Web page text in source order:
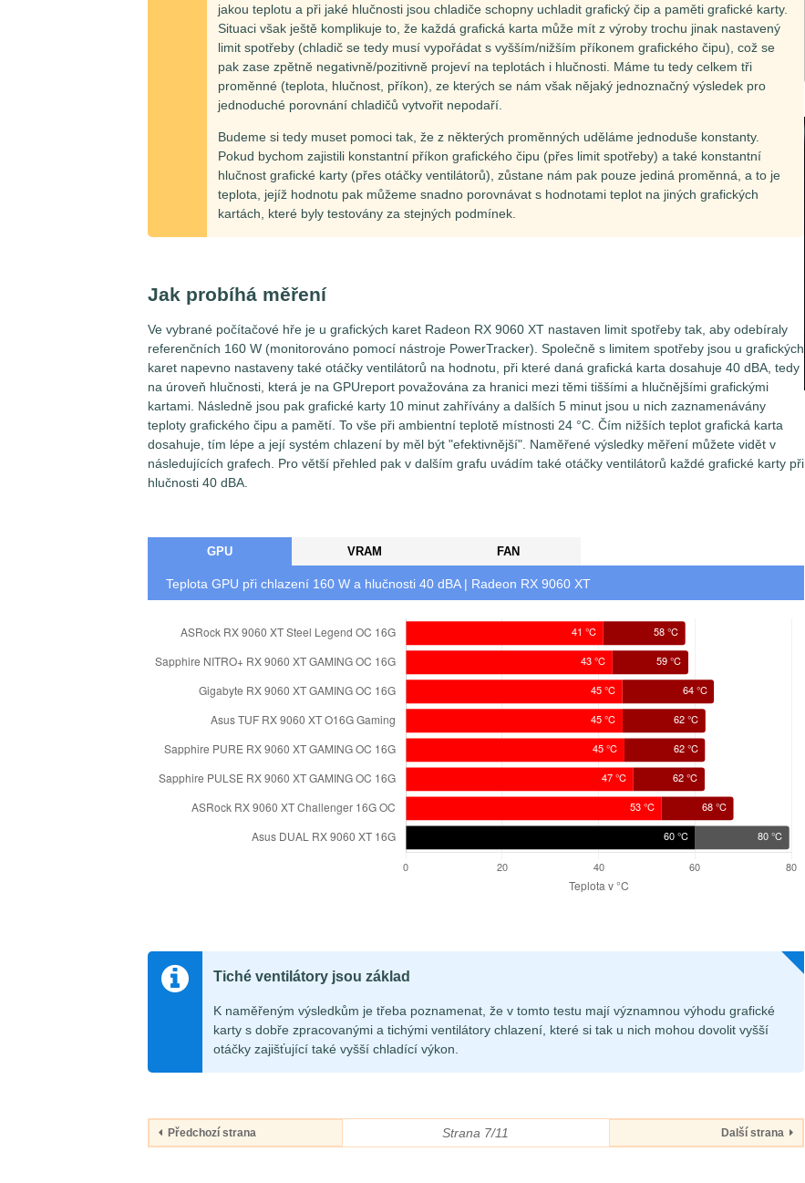
jakou teplotu a při jaké hlučnosti jsou chladiče schopny uchladit grafický čip a paměti grafické karty.
Situaci však ještě komplikuje to, že každá grafická karta může mít z výroby trochu jinak nastavený
limit spotřeby (chladič se tedy musí vypořádat s vyšším/nižším příkonem grafického čipu), což se
pak zase zpětně negativně/pozitivně projeví na teplotách i hlučnosti. Máme tu tedy celkem tři
proměnné (teplota, hlučnost, příkon), ze kterých se nám však nějaký jednoznačný výsledek pro
jednoduché porovnání chladičů vytvořit nepodaří.
Budeme si tedy muset pomoci tak, že z některých proměnných uděláme jednoduše konstanty.
Pokud bychom zajistili konstantní příkon grafického čipu (přes limit spotřeby) a také konstantní
hlučnost grafické karty (přes otáčky ventilátorů), zůstane nám pak pouze jediná proměnná, a to je
teplota, jejíž hodnotu pak můžeme snadno porovnávat s hodnotami teplot na jiných grafických
kartách, které byly testovány za stejných podmínek.
Jak probíhá měření
Ve vybrané počítačové hře je u grafických karet Radeon RX 9060 XT nastaven limit spotřeby tak, aby odebíraly
referenčních 160 W (monitorováno pomocí nástroje PowerTracker). Společně s limitem spotřeby jsou u grafických
karet napevno nastaveny také otáčky ventilátorů na hodnotu, při které daná grafická karta dosahuje 40 dBA, tedy
na úroveň hlučnosti, která je na GPUreport považována za hranici mezi těmi tiššími a hlučnějšími grafickými
kartami. Následně jsou pak grafické karty 10 minut zahřívány a dalších 5 minut jsou u nich zaznamenávány
teploty grafického čipu a pamětí. To vše při ambientní teplotě místnosti 24 °C. Čím nižších teplot grafická karta
dosahuje, tím lépe a její systém chlazení by měl být "efektivnější". Naměřené výsledky měření můžete vidět v
následujících grafech. Pro větší přehled pak v dalším grafu uvádím také otáčky ventilátorů každé grafické karty při
hlučnosti 40 dBA.
GPU VRAM FAN
Teplota GPU při chlazení 160 W a hlučnosti 40 dBA | Radeon RX 9060 XT
Tiché ventilátory jsou základ
K naměřeným výsledkům je třeba poznamenat, že v tomto testu mají významnou výhodu grafické
karty s dobře zpracovanými a tichými ventilátory chlazení, které si tak u nich mohou dovolit vyšší
otáčky zajišťující také vyšší chladící výkon.
Předchozí strana Strana 7/11 Další strana